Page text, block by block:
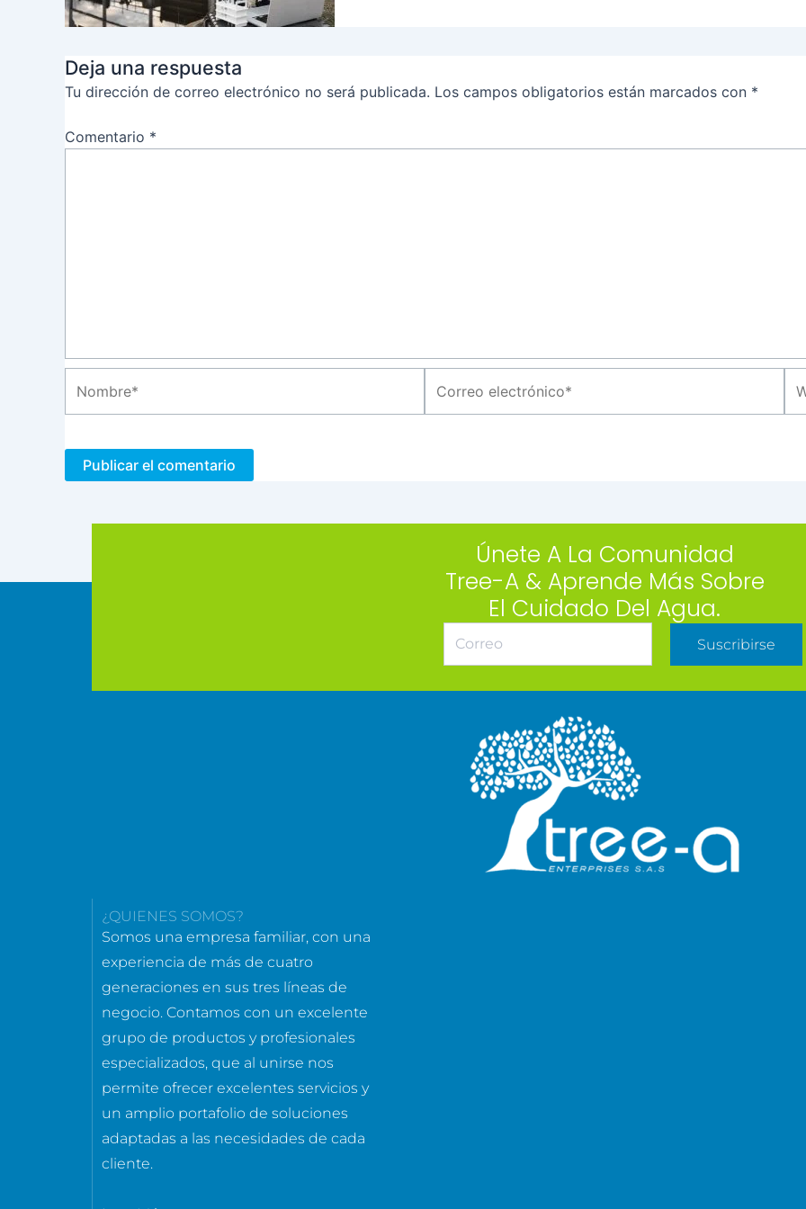
Deja una respuesta
Tu dirección de correo electrónico no será publicada. Los campos obligatorios están marcados con *
Comentario *
electrónico*
Únete A La Comunidad
Tree-A & Aprende Más Sobre
El Cuidado Del Agua.
Suscribirse
¿QUIENES SOMOS?
Somos una empresa familiar, con una
experiencia de más de cuatro
generaciones en sus tres líneas de
negocio. Contamos con un excelente
grupo de productos y profesionales
especializados, que al unirse nos
permite ofrecer excelentes servicios y
un amplio portafolio de soluciones
adaptadas a las necesidades de cada
cliente.